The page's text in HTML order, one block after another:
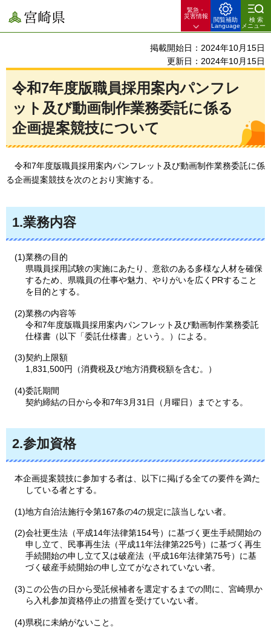
宮崎県
緊急・
災害情報
閲覧補助
Language
検索
メニュー
掲載開始日：2024年10月15日
更新日：2024年10月15日
令和7年度版職員採用案内パンフレ
ット及び動画制作業務委託に係る
企画提案競技について
令和7年度版職員採用案内パンフレット及び動画制作業務委託に係
る企画提案競技を次のとおり実施する。
1.業務内容
(1)業務の目的
県職員採用試験の実施にあたり、意欲のある多様な人材を確保
するため、県職員の仕事や魅力、やりがいを広くPRすること
を目的とする。
(2)業務の内容等
令和7年度版職員採用案内パンフレット及び動画制作業務委託
仕様書（以下「委託仕様書」という。）による。
(3)契約上限額
1,831,500円（消費税及び地方消費税額を含む。）
(4)委託期間
契約締結の日から令和7年3月31日（月曜日）までとする。
2.参加資格
本企画提案競技に参加する者は、以下に掲げる全ての要件を満た
している者とする。
(1)地方自治法施行令第167条の4の規定に該当しない者。
(2)会社更生法（平成14年法律第154号）に基づく更生手続開始の
申し立て、民事再生法（平成11年法律第225号）に基づく再生
手続開始の申し立て又は破産法（平成16年法律第75号）に基
づく破産手続開始の申し立てがなされていない者。
(3)この公告の日から受託候補者を選定するまでの間に、宮崎県か
ら入札参加資格停止の措置を受けていない者。
(4)県税に未納がないこと。